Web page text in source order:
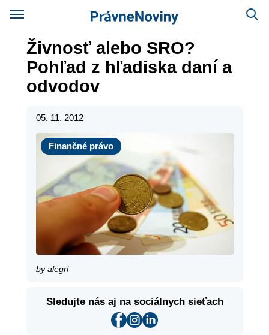
Živnosť alebo SRO?
Pohľad z hľadiska daní a
odvodov
05. 11. 2012
Finančné právo
Finančné právo
by alegri
Sledujte nás aj na sociálnych sieťach